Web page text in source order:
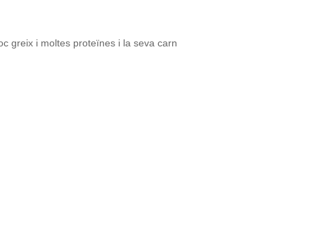
greix i moltes proteïnes i la seva carn